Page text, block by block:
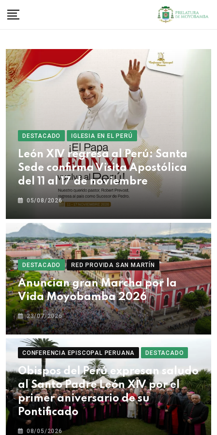
DESTACADO IGLESIA EN EL PERÚ
León XIV regresa al Perú: Santa
Sede confirma Visita Apostólica
del 11 al 17 de noviembre
05/08/2026
DESTACADO RED PROVIDA SAN MARTÍN
Anuncian gran Marcha por la
Vida Moyobamba 2026
23/07/2026
CONFERENCIA EPISCOPAL PERUANA DESTACADO
Obispos del Perú expresan saludo
al Santo Padre León XIV por el
primer aniversario de su
Pontificado
08/05/2026